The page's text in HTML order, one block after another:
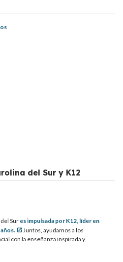
del Sur y K12
Sur es impulsada por K12, líder en
Juntos, ayudamos a los
con la enseñanza inspirada y